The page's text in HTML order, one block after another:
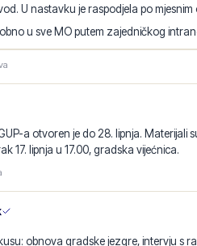
U nastavku je raspodjela po mjesnim
u sve MO putem zajedničkog
2026. · po mjesnim odborima
a otvoren je do 28. lipnja. Materijali
17. lipnja u 17.00, gradska vijećnica.
obnova gradske jezgre, intervju s